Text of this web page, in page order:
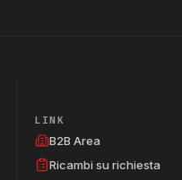
LINK
B2B Area
Ricambi su richiesta